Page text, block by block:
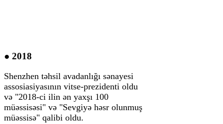
● 2018
Shenzhen təhsil avadanlığı sənayesi
assosiasiyasının vitse-prezidenti oldu
və "2018-ci ilin ən yaxşı 100
müəssisəsi" və "Sevgiyə həsr olunmuş
müəssisə" qalibi oldu.